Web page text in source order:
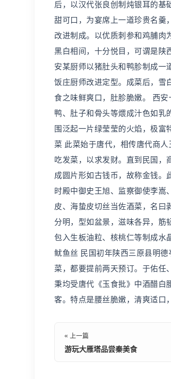
后，以汉代张良创制炖银耳的基
甜可口，为宴席上一道珍贵名羹
改进制成。以优质刺参和鸡脯肉
黑白相间，十分悦目，可谓是陕
安某厨师以猪肚头和鸭胗制成一
饭庄厨师改进定型。成菜后，雪
食之味鲜爽口，肚胗脆嫩。 西
鸭、肚子和骨头等煨成汁色如乳
围泛起一片绿莹莹的火焰，极富
菜 此菜始于唐代，相传唐代商
吃发菜，以求发财。直到民国，
成圆片形如古钱币，故称金钱。
时殿中御史王旭、监察御使李嵩
皮、海蛰皮切丝当佐酒菜，名曰
分明，型如盆景，滋味各异，筋
包入生板油粒、核桃仁等制成水
鱿鱼丝 民国初年陕西三原县明
菜，都要提前两天预订。于佑任
秉均受唐代《玉食批》中酒醋白
客。特点是腰丝脆嫩，清爽适口
« 上一篇
游玩大雁塔品尝秦美食